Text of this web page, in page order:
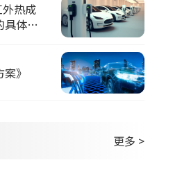
热成
具体应
》
更多 >